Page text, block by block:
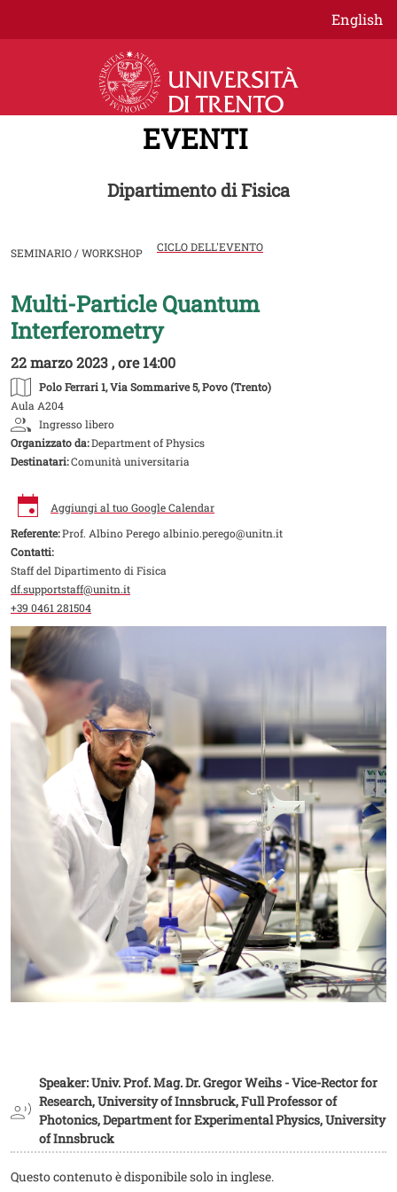
Salta al contenuto principale
English
EVENTI
Dipartimento di Fisica
SEMINARIO / WORKSHOP CICLO DELL'EVENTO
Image
Multi-Particle Quantum
Interferometry
22 marzo 2023 , ore 14:00
Polo Ferrari 1, Via Sommarive 5, Povo (Trento)
Aula A204
Ingresso libero
Organizzato da:Department of Physics
Destinatari:Comunità universitaria
Aggiungi al tuo Google Calendar
Referente:Prof. Albino Perego albinio.perego@unitn.it
Contatti:
Staff del Dipartimento di Fisica
df.supportstaff@unitn.it
+39 0461 281504
Image
Speaker: Univ. Prof. Mag. Dr. Gregor Weihs - Vice-Rector for
Research, University of Innsbruck, Full Professor of
Photonics, Department for Experimental Physics, University
of Innsbruck
Questo contenuto è disponibile solo in inglese.